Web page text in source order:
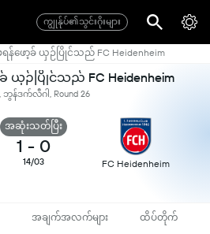
ကျွုန်ုပ်၏သွင်းဂိုးများ
န်ဖော့ခ် ယှဉ်ပြိုင်သည် FC Heidenheim
ယှဉ်ပြိုင်သည် FC Heidenheim
, ဘွန်ဒက်လီဂါ, Round 26
အဆုံးသတ်ပြီး
1 - 0
14/03 FC Heidenheim
အချက်အလက်များ ထိပ်တိုက်